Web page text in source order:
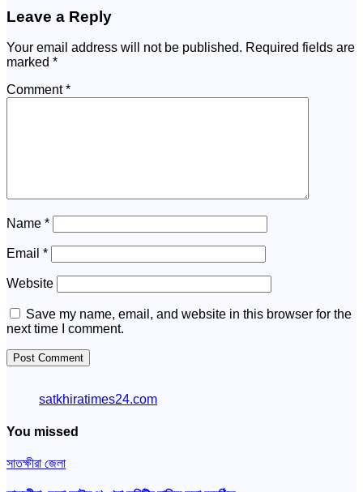
Leave a Reply
Your email address will not be published. Required fields are
marked *
Comment*
Name *
Email *
Website
Save my name, email, and website in this browser for the
next time I comment.
satkhiratimes24.com
You missed
সাতক্ষীরা জেলা